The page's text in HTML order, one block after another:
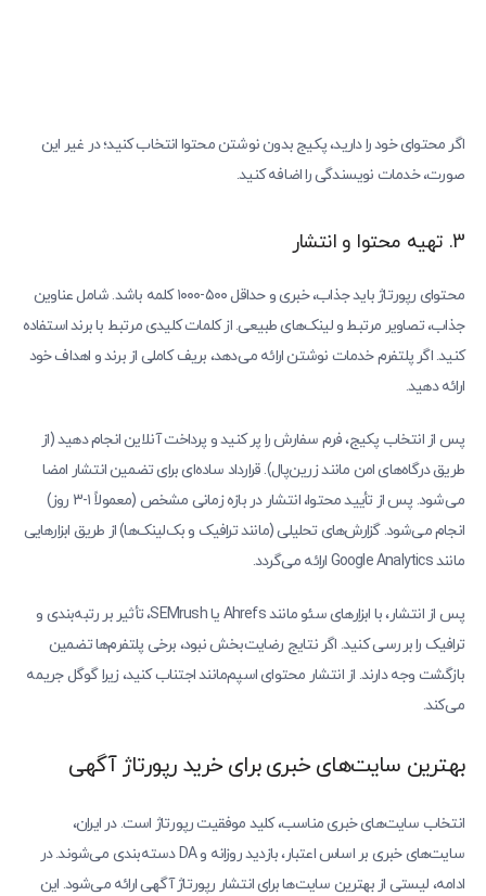
اگر محتوای خود را دارید، پکیج بدون نوشتن محتوا انتخاب کنید؛ در غیر این
صورت، خدمات نویسندگی را اضافه کنید.
3. تهیه محتوا و انتشار
محتوای رپورتاژ باید جذاب، خبری و حداقل ۵۰۰-۱۰۰۰ کلمه باشد. شامل عناوین
جذاب، تصاویر مرتبط و لینک‌های طبیعی. از کلمات کلیدی مرتبط با برند استفاده
کنید. اگر پلتفرم خدمات نوشتن ارائه می‌دهد، بریف کاملی از برند و اهداف خود
ارائه دهید.
پس از انتخاب پکیج، فرم سفارش را پر کنید و پرداخت آنلاین انجام دهید (از
طریق درگاه‌های امن مانند زرین‌پال). قرارداد ساده‌ای برای تضمین انتشار امضا
می‌شود. پس از تأیید محتوا، انتشار در بازه زمانی مشخص (معمولاً ۱-3 روز)
انجام می‌شود. گزارش‌های تحلیلی (مانند ترافیک و بک‌لینک‌ها) از طریق ابزارهایی
مانند Google Analytics ارائه می‌گردد.
پس از انتشار، با ابزارهای سئو مانند Ahrefs یا SEMrush، تأثیر بر رتبه‌بندی و
ترافیک را بررسی کنید. اگر نتایج رضایت‌بخش نبود، برخی پلتفرم‌ها تضمین
بازگشت وجه دارند. از انتشار محتوای اسپم‌مانند اجتناب کنید، زیرا گوگل جریمه
می‌کند.
بهترین سایت‌های خبری برای خرید رپورتاژ آگهی
انتخاب سایت‌های خبری مناسب، کلید موفقیت رپورتاژ است. در ایران،
سایت‌های خبری بر اساس اعتبار، بازدید روزانه و DA دسته‌بندی می‌شوند. در
ادامه، لیستی از بهترین سایت‌ها برای انتشار رپورتاژ آگهی ارائه می‌شود. این